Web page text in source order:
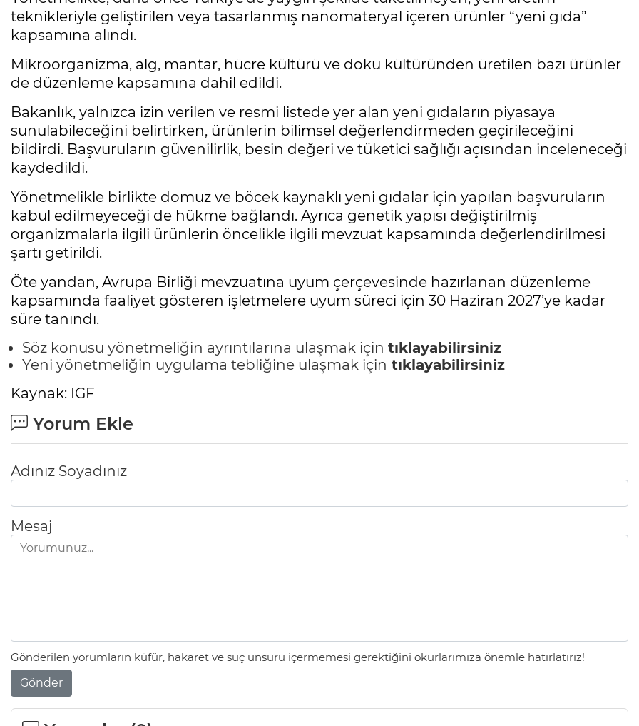
teknikleriyle geliştirilen veya tasarlanmış nanomateryal içeren ürünler “yeni gıda”
kapsamına alındı.
Mikroorganizma, alg, mantar, hücre kültürü ve doku kültüründen üretilen bazı ürünler
de düzenleme kapsamına dahil edildi.
Bakanlık, yalnızca izin verilen ve resmi listede yer alan yeni gıdaların piyasaya
sunulabileceğini belirtirken, ürünlerin bilimsel değerlendirmeden geçirileceğini
bildirdi. Başvuruların güvenilirlik, besin değeri ve tüketici sağlığı açısından inceleneceği
kaydedildi.
Yönetmelikle birlikte domuz ve böcek kaynaklı yeni gıdalar için yapılan başvuruların
kabul edilmeyeceği de hükme bağlandı. Ayrıca genetik yapısı değiştirilmiş
organizmalarla ilgili ürünlerin öncelikle ilgili mevzuat kapsamında değerlendirilmesi
şartı getirildi.
Öte yandan, Avrupa Birliği mevzuatına uyum çerçevesinde hazırlanan düzenleme
kapsamında faaliyet gösteren işletmelere uyum süreci için 30 Haziran 2027’ye kadar
süre tanındı.
Söz konusu yönetmeliğin ayrıntılarına ulaşmak için tıklayabilirsiniz
Yeni yönetmeliğin uygulama tebliğine ulaşmak için tıklayabilirsiniz
Kaynak: IGF
Yorum Ekle
Adınız Soyadınız
Mesaj
Gönderilen yorumların küfür, hakaret ve suç unsuru içermemesi gerektiğini okurlarımıza önemle hatırlatırız!
Gönder